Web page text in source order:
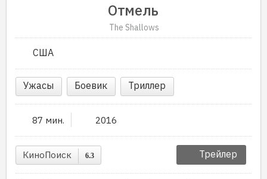
Отмель
The Shallows
США
Ужасы Боевик Триллер
87 мин. 2016
КиноПоиск 6.3 Трейлер